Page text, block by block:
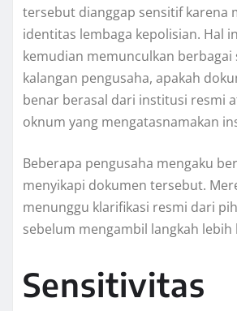
tersebut dianggap sensitif karena
identitas lembaga kepolisian. Hal
kemudian memunculkan berbagai
kalangan pengusaha, apakah
benar berasal dari institusi resmi
oknum yang mengatasnamakan
Beberapa pengusaha mengaku
menyikapi dokumen tersebut.
menunggu klarifikasi resmi dari
sebelum mengambil langkah lebih
Sensitivitas